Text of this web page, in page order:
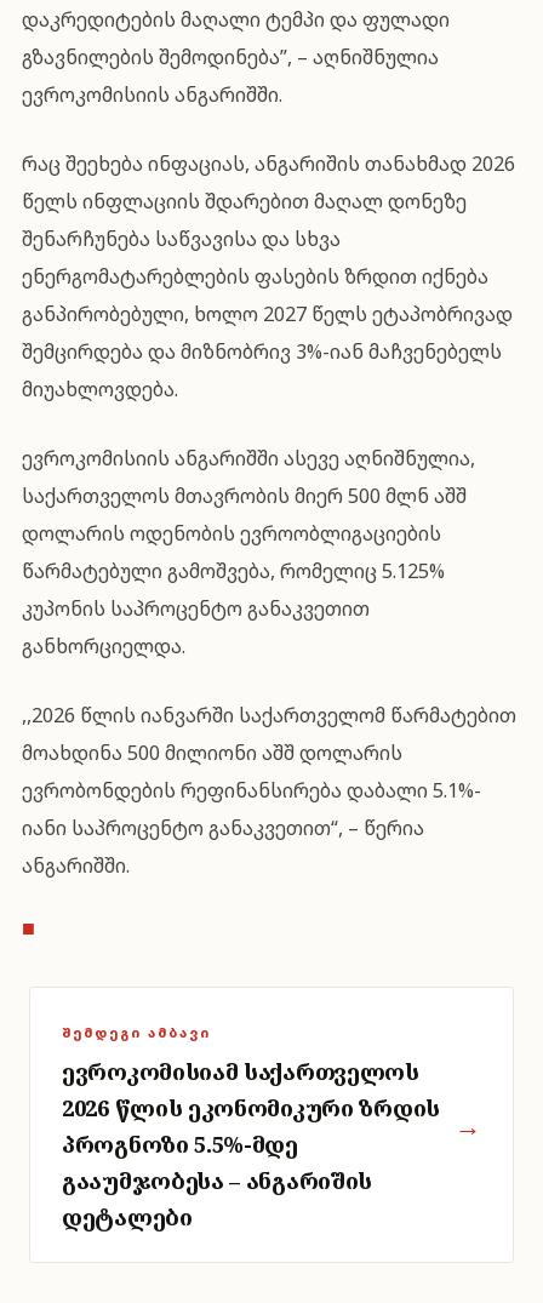
დაკრედიტების მაღალი ტემპი და ფულადი
გზავნილების შემოდინება”, – აღნიშნულია
ევროკომისიის ანგარიშში.
რაც შეეხება ინფაციას, ანგარიშის თანახმად 2026
წელს ინფლაციის შდარებით მაღალ დონეზე
შენარჩუნება საწვავისა და სხვა
ენერგომატარებლების ფასების ზრდით იქნება
განპირობებული, ხოლო 2027 წელს ეტაპობრივად
შემცირდება და მიზნობრივ 3%-იან მაჩვენებელს
მიუახლოვდება.
ევროკომისიის ანგარიშში ასევე აღნიშნულია,
საქართველოს მთავრობის მიერ 500 მლნ აშშ
დოლარის ოდენობის ევროობლიგაციების
წარმატებული გამოშვება, რომელიც 5.125%
კუპონის საპროცენტო განაკვეთით
განხორციელდა.
,,2026 წლის იანვარში საქართველომ წარმატებით
მოახდინა 500 მილიონი აშშ დოლარის
ევრობონდების რეფინანსირება დაბალი 5.1%-
იანი საპროცენტო განაკვეთით“, – წერია
ანგარიშში.
■
ᲨᲔᲛᲓᲔᲒᲘ ᲐᲛᲑᲐᲕᲘ
ევროკომისიამ საქართველოს
2026 წლის ეკონომიკური ზრდის
პროგნოზი 5.5%-მდე
გააუმჯობესა – ანგარიშის
დეტალები
→